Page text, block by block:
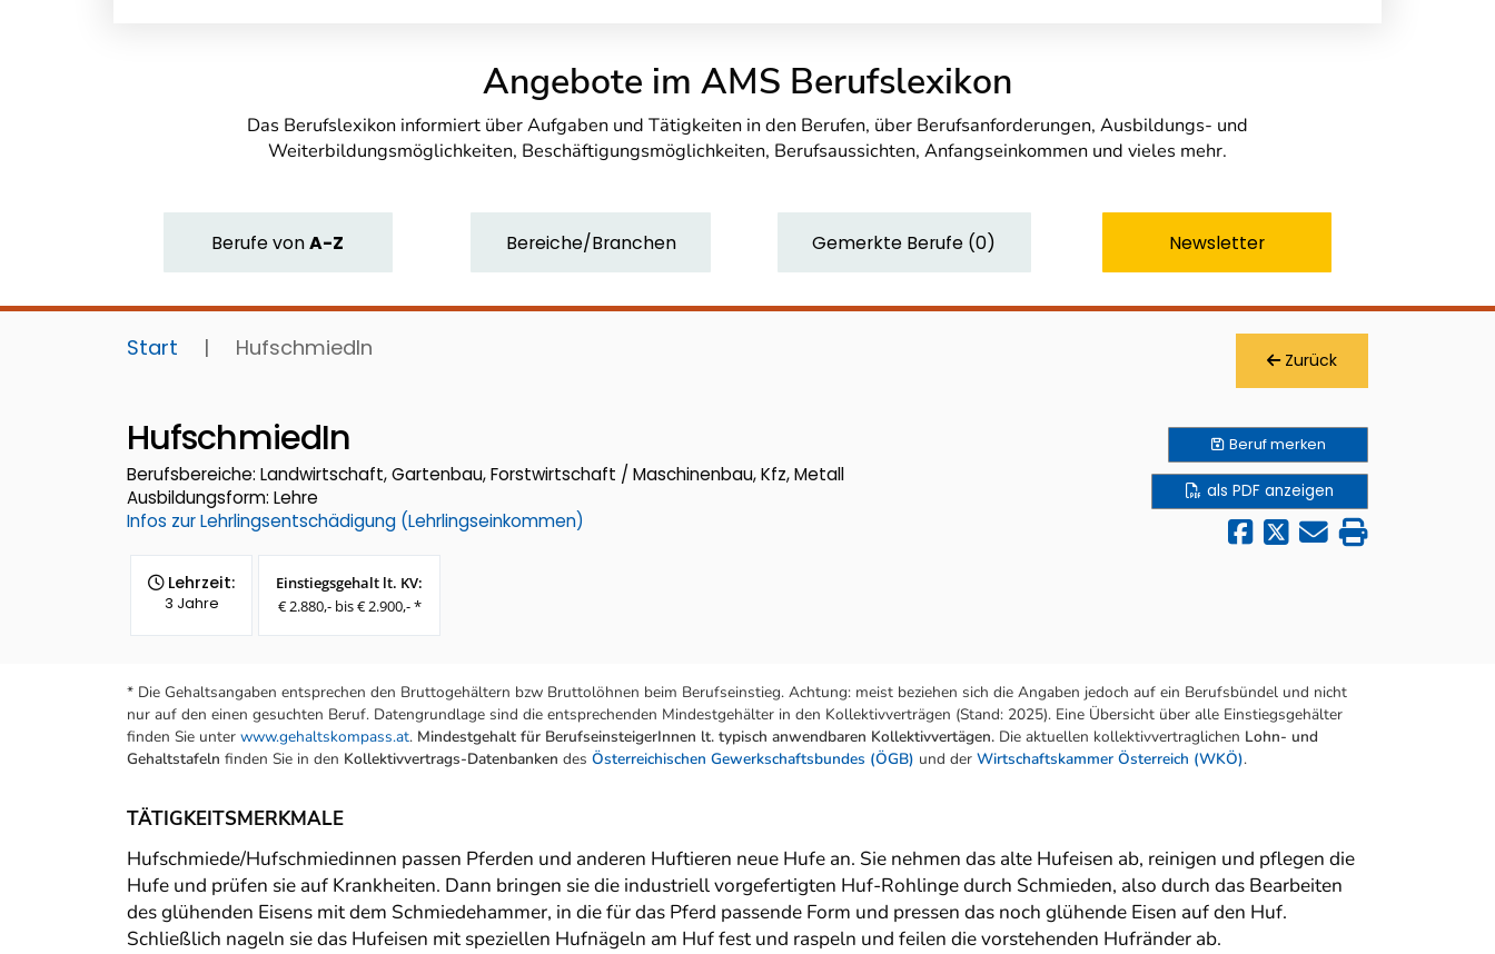
Angebote im AMS Berufslexikon
Das Berufslexikon informiert über Aufgaben und Tätigkeiten in den Berufen, über Berufsanforderungen, Ausbildungs- und
Weiterbildungsmöglichkeiten, Beschäftigungsmöglichkeiten, Berufsaussichten, Anfangseinkommen und vieles mehr.
BerufevonA-Z Bereiche/Branchen Gemerkte Berufe (0) Newsletter
Start | HufschmiedIn Zurück
HufschmiedIn
Berufsbereiche: Landwirtschaft, Gartenbau, Forstwirtschaft / Maschinenbau, Kfz, Metall
Ausbildungsform: Lehre
Infos zur Lehrlingsentschädigung (Lehrlingseinkommen)
Lehrzeit:
3 Jahre
Einstiegsgehalt lt. KV:
€ 2.880,- bis € 2.900,- *
Berufmerken
als PDF anzeigen
* Die Gehaltsangaben entsprechen den Bruttogehältern bzw Bruttolöhnen beim Berufseinstieg. Achtung: meist beziehen sich die Angaben jedoch auf ein Berufsbündel und nicht
nur auf den einen gesuchten Beruf. Datengrundlage sind die entsprechenden Mindestgehälter in den Kollektivverträgen (Stand: 2025). Eine Übersicht über alle Einstiegsgehälter
finden Sie unter www.gehaltskompass.at. Mindestgehalt für BerufseinsteigerInnen lt. typisch anwendbaren Kollektivvertägen. Die aktuellen kollektivvertraglichen Lohn- und
Gehaltstafeln finden Sie in den Kollektivvertrags-Datenbanken des Österreichischen Gewerkschaftsbundes (ÖGB) und der Wirtschaftskammer Österreich (WKÖ).
TÄTIGKEITSMERKMALE
Hufschmiede/Hufschmiedinnen passen Pferden und anderen Huftieren neue Hufe an. Sie nehmen das alte Hufeisen ab, reinigen und pflegen die
Hufe und prüfen sie auf Krankheiten. Dann bringen sie die industriell vorgefertigten Huf-Rohlinge durch Schmieden, also durch das Bearbeiten
des glühenden Eisens mit dem Schmiedehammer, in die für das Pferd passende Form und pressen das noch glühende Eisen auf den Huf.
Schließlich nageln sie das Hufeisen mit speziellen Hufnägeln am Huf fest und raspeln und feilen die vorstehenden Hufränder ab.